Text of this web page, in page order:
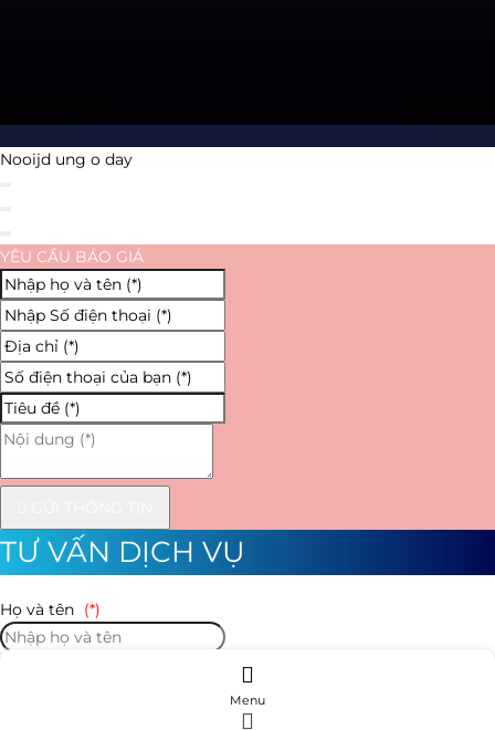
Menu
Nooijd ung o day
YÊU CẦU BÁO GIÁ
TƯ VẤN DỊCH VỤ
Họ và tên (*)